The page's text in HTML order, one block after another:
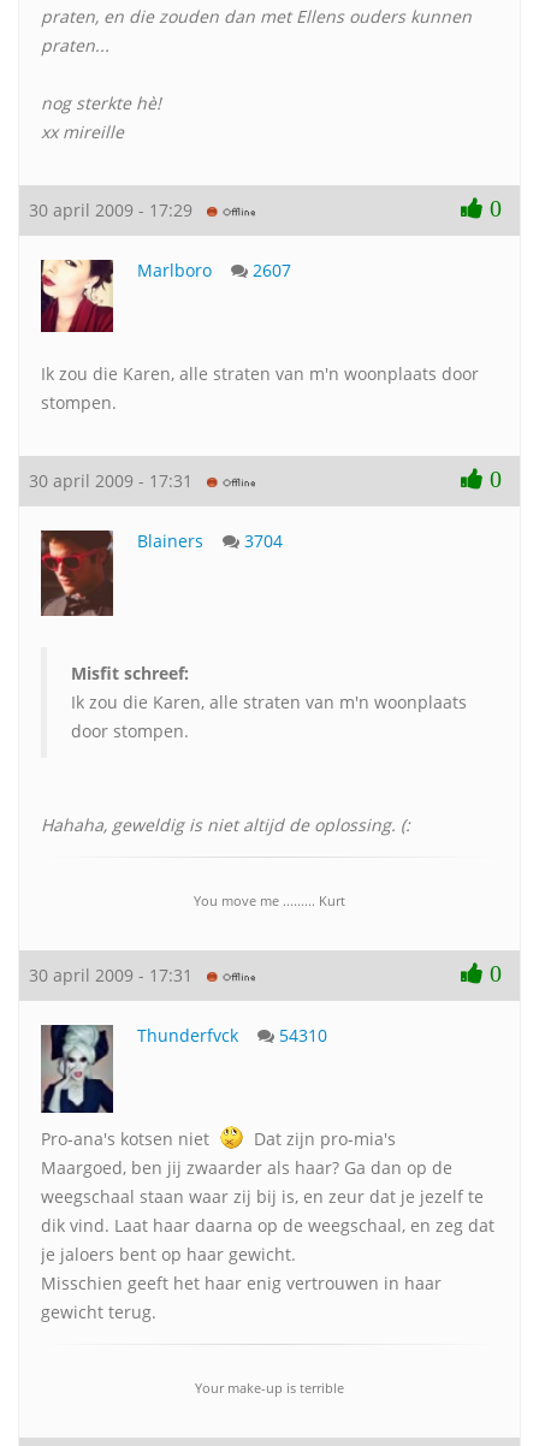
praten, en die zouden dan met Ellens ouders kunnen
praten...
nog sterkte hè!
xx mireille
30 april 2009 - 17:29 0
Marlboro 2607
Ik zou die Karen, alle straten van m'n woonplaats door
stompen.
30 april 2009 - 17:31 0
Blainers 3704
Misfit schreef:
Ik zou die Karen, alle straten van m'n woonplaats
door stompen.
Hahaha, geweldig is niet altijd de oplossing. (:
You move me ......... Kurt
30 april 2009 - 17:31 0
Thunderfvck 54310
Pro-ana's kotsen niet
Dat zijn pro-mia's
Maargoed, ben jij zwaarder als haar? Ga dan op de
weegschaal staan waar zij bij is, en zeur dat je jezelf te
dik vind. Laat haar daarna op de weegschaal, en zeg dat
je jaloers bent op haar gewicht.
Misschien geeft het haar enig vertrouwen in haar
gewicht terug.
Your make-up is terrible